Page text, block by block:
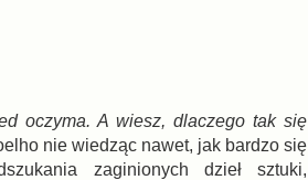
oczyma. A wiesz, dlaczego tak się
nie wiedząc nawet, jak bardzo się
zaginionych dzieł sztuki,